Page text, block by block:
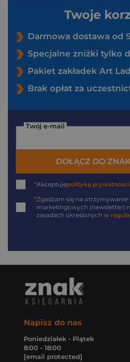
Twoje
Darmowa dostawa od
Specjalne zniżki tylko
Pakiet zakładek Art
Brak opłat za
Twój e-mail
DOŁĄCZ DO
*Akceptujępolitykę prywatności
*Zgadzam się na otrzymywanie
marketingowych (newsletter)
zasadach określonych w
Napisz do nas
Poniedziałek - Piątek
8:00 - 18:00
[email protected]